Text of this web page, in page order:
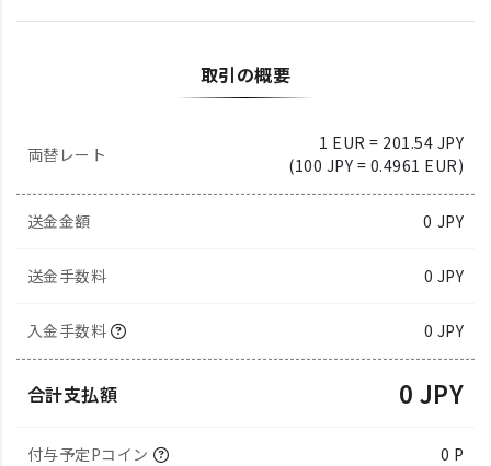
取引の概要
両替レート
1 EUR = 201.54 JPY
(100 JPY = 0.4961 EUR)
送金金額 0 JPY
送金手数料 0 JPY
入金手数料 0 JPY
合計支払額 0 JPY
付与予定Pコイン 0 P